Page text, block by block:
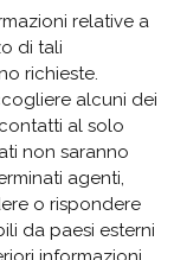
relative a
di tali
richieste.
alcuni dei
al solo
non saranno
agenti,
o rispondere
da paesi esterni